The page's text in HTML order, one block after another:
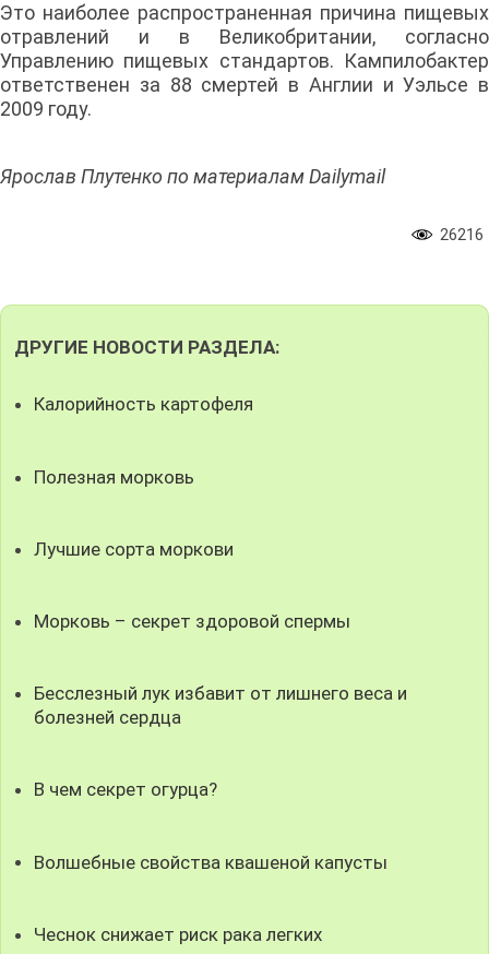
Это наиболее распространенная причина пищевых
отравлений и в Великобритании, согласно
Управлению пищевых стандартов. Кампилобактер
ответственен за 88 смертей в Англии и Уэльсе в
2009 году.
Ярослав Плутенко по материалам Dailymail
26216
ДРУГИЕ НОВОСТИ РАЗДЕЛА:
Калорийность картофеля
Полезная морковь
Лучшие сорта моркови
Морковь – секрет здоровой спермы
Бесслезный лук избавит от лишнего веса и
болезней сердца
В чем секрет огурца?
Волшебные свойства квашеной капусты
Чеснок снижает риск рака легких